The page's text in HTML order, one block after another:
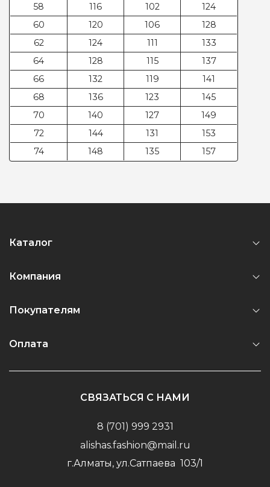
58
116 102
124
60
120 106
128
62
124 111
133
64
128 115
137
66
132 119
141
68
136 123
145
70
140 127
149
72
144 131
153
74
148 135 157
Каталог
Компания
Покупателям
Оплата
СВЯЗАТЬСЯ С НАМИ
8 (701) 999 2931
alishas.fashion@mail.ru
г.Алматы, ул.Сатпаева 103/1